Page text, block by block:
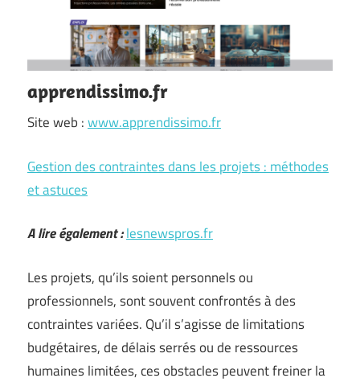
apprendissimo.fr
Site web :www.apprendissimo.fr
Gestion des contraintes dans les projets : méthodes
et astuces
A lire également :lesnewspros.fr
Les projets, qu’ils soient personnels ou
professionnels, sont souvent confrontés à des
contraintes variées. Qu’il s’agisse de limitations
budgétaires, de délais serrés ou de ressources
humaines limitées, ces obstacles peuvent freiner la